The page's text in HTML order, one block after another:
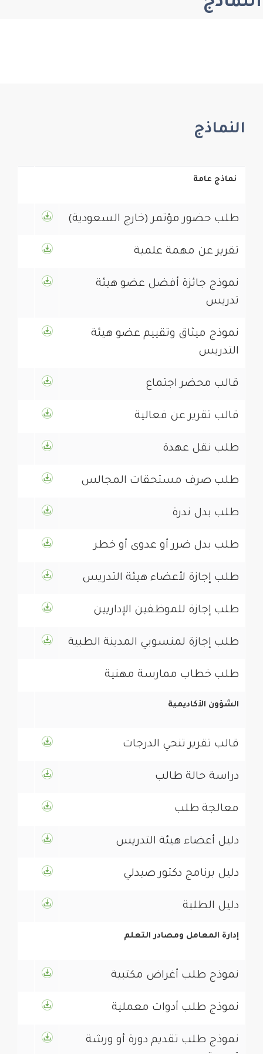
النماذج
نماذج عامة
طلب حضور مؤتمر (خارج السعودية)
تقرير عن مهمة علمية
‎نموذج جائزة أفضل عضو هيئة
تدريس
‎نموذج ميثاق وتقييم عضو هيئة
التدريس
قالب محضر اجتماع
قالب تقرير عن فعالية
طلب نقل عهدة
طلب بدل ندرة
طلب بدل ضرر أو عدوى أو خطر
طلب إجازة لأعضاء هيئة التدريس
طلب إجازة للموظفين الإداريين
طلب خطاب ممارسة مهنية
الشؤون الأكاديمية
قالب تقرير تنحي الدرجات
دراسة حالة طالب
دليل أعضاء هيئة التدريس
دليل برنامج دكتور صيدلي
دليل الطلبة
إدارة المعامل ومصادر التعلم
نموذج طلب أغراض مكتبية
نموذج طلب أدوات معملية
نموذج طلب تقديم دورة أو ورشة